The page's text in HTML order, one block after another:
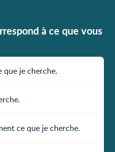
à ce que vous
que je cherche.
ce que je cherche.